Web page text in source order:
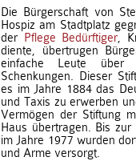
Die Bürgerschaft von
Hospiz am Stadtplatz
der Pflege Bedürftiger,
diente, übertrugen
einfache Leute über
Schenkungen. Dieser
es im Jahre 1884 das
und Taxis zu erwerben
Vermögen der Stiftung
Haus übertragen. Bis
im Jahre 1977 wurden
und Arme versorgt.